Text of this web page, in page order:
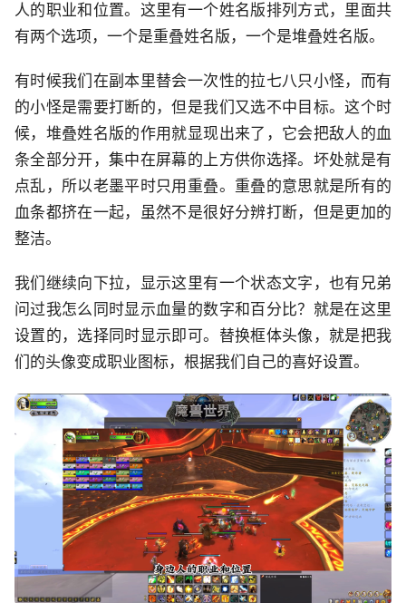
人的职业和位置。这里有一个姓名版排列方式，里面共
有两个选项，一个是重叠姓名版，一个是堆叠姓名版。
有时候我们在副本里替会一次性的拉七八只小怪，而有
的小怪是需要打断的，但是我们又选不中目标。这个时
候，堆叠姓名版的作用就显现出来了，它会把敌人的血
条全部分开，集中在屏幕的上方供你选择。坏处就是有
点乱，所以老墨平时只用重叠。重叠的意思就是所有的
血条都挤在一起，虽然不是很好分辨打断，但是更加的
整洁。
我们继续向下拉，显示这里有一个状态文字，也有兄弟
问过我怎么同时显示血量的数字和百分比？就是在这里
设置的，选择同时显示即可。替换框体头像，就是把我
们的头像变成职业图标，根据我们自己的喜好设置。